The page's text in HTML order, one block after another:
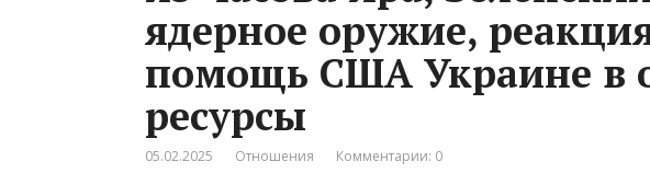
ядерное оружие,
помощь США Украине в
ресурсы
05.02.2025 Отношения Комментарии: 0